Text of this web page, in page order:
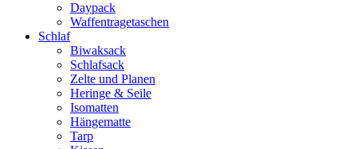
Daypack
Waffentragetaschen
Schlaf
Biwaksack
Schlafsack
Zelte und Planen
Heringe & Seile
Isomatten
Hängematte
Tarp